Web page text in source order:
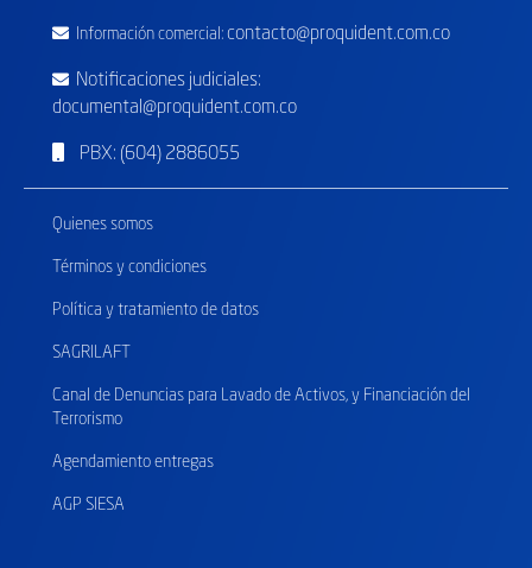
Información comercial: contacto@proquident.com.co
Notificaciones judiciales:
documental@proquident.com.co
PBX: (604) 2886055
Quienes somos
Términos y condiciones
Política y tratamiento de datos
SAGRILAFT
Canal de Denuncias para Lavado de Activos, y Financiación del
Terrorismo
Agendamiento entregas
AGP SIESA